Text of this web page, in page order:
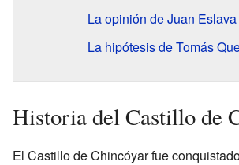
La opinión de Juan
La hipótesis de Tomás
Historia del Castillo de
El Castillo de Chincóyar fue